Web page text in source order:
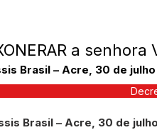
a senhora
Brasil – Acre, 30 de
Brasil – Acre, 30 de